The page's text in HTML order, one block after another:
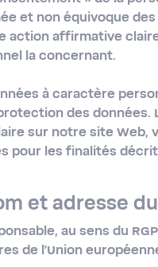
et non équivoque
action affirmative
la concernant.
à caractère
des données.
sur notre site Web,
pour les finalités
et adresse
au sens du
de l’Union